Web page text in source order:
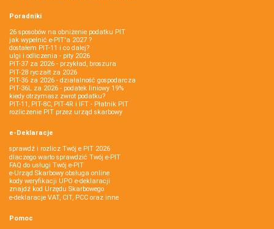
Poradniki
26 sposobów na obniżenie podatku PIT
jak wypełnić e-PIT'a 2027 ?
dostałem PIT-11 i co dalej?
ulgi i odliczenia - pity 2026
PIT-37 za 2026 - przykład, broszura
PIT-28 ryczałt za 2026
PIT-36 za 2026 - działalność gospodarcza
PIT-36L za 2026 - podatek liniowy 19%
kiedy otrzymasz zwrot podatku?
PIT-11, PIT-8C, PIT-4R i IFT - Płatnik PIT
rozliczenie PIT przez urząd skarbowy
e-Deklaracje
sprawdź i rozlicz Twój e PIT 2026
dlaczego warto sprawdzić Twój e-PIT
FAQ do usługi Twój e-PIT
e-Urząd Skarbowy obsługa online
kody weryfikacji UPO e-deklaracji
znajdź kod Urzędu Skarbowego
e-deklaracje VAT, CIT, PCC oraz inne
Pomoc